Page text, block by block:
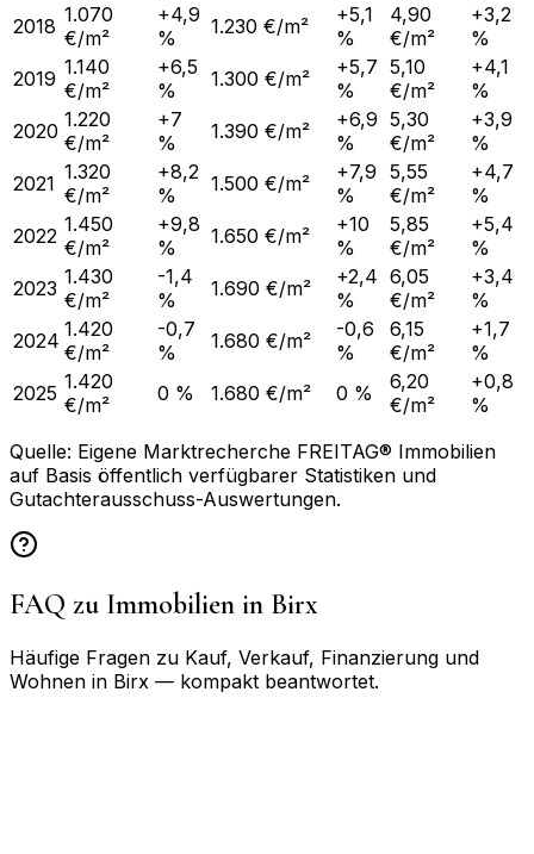
2018 1.070
€/m²
+4,9
%
1.230 €/m²
+5,1
%
4,90
€/m²
+3,2
%
2019 1.140
€/m²
+6,5
%
1.300 €/m²
+5,7
%
5,10
€/m²
+4,1
%
2020 1.220
€/m²
+7
%
1.390 €/m²
+6,9
%
5,30
€/m²
+3,9
%
2021 1.320
€/m²
+8,2
%
1.500 €/m²
+7,9
%
5,55
€/m²
+4,7
%
2022 1.450
€/m²
+9,8
%
1.650 €/m²
+10
%
5,85
€/m²
+5,4
%
2023 1.430
€/m²
-1,4
%
1.690 €/m²
+2,4
%
6,05
€/m²
+3,4
%
2024 1.420
€/m²
-0,7
%
1.680 €/m²
-0,6
%
6,15
€/m²
+1,7
%
2025 1.420
€/m²
0 % 1.680 €/m² 0 %
6,20
€/m²
+0,8
%
Quelle: Eigene Marktrecherche FREITAG® Immobilien
auf Basis öffentlich verfügbarer Statistiken und
Gutachterausschuss-Auswertungen.
FAQ zu Immobilien in Birx
Häufige Fragen zu Kauf, Verkauf, Finanzierung und
Wohnen in Birx — kompakt beantwortet.